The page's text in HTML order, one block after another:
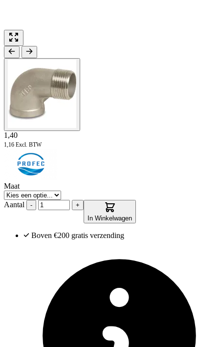
1,40
1,16 Excl. BTW
Maat
Aantal -
+
In Winkelwagen
Boven €200 gratis verzending